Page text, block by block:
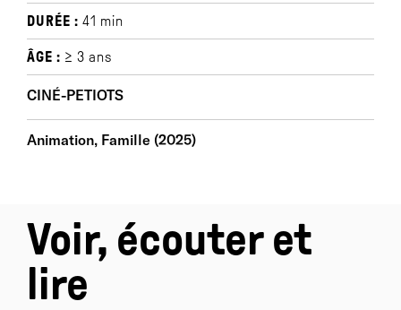
DURÉE : 41 min
ÂGE : ≥ 3 ans
CINÉ-PETIOTS
Animation, Famille (2025)
Voir, écouter et
lire